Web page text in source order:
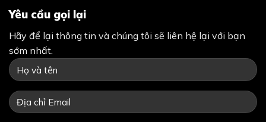
Yêu cầu gọi lại
Hãy để lại thông tin và chúng tôi sẽ liên hệ lại với bạn
sớm nhất.